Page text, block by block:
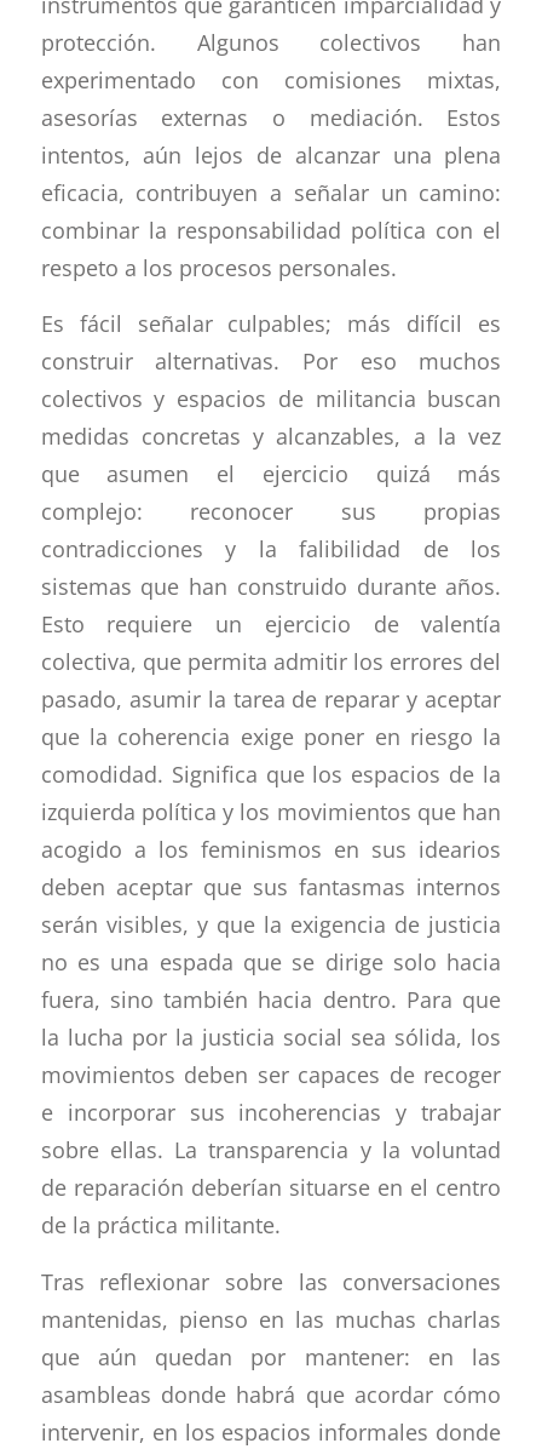
protección. Algunos colectivos han
experimentado con comisiones mixtas,
asesorías externas o mediación. Estos
intentos, aún lejos de alcanzar una plena
eficacia, contribuyen a señalar un camino:
combinar la responsabilidad política con el
respeto a los procesos personales.
Es fácil señalar culpables; más difícil es
construir alternativas. Por eso muchos
colectivos y espacios de militancia buscan
medidas concretas y alcanzables, a la vez
que asumen el ejercicio quizá más
complejo: reconocer sus propias
contradicciones y la falibilidad de los
sistemas que han construido durante años.
Esto requiere un ejercicio de valentía
colectiva, que permita admitir los errores del
pasado, asumir la tarea de reparar y aceptar
que la coherencia exige poner en riesgo la
comodidad. Significa que los espacios de la
izquierda política y los movimientos que han
acogido a los feminismos en sus idearios
deben aceptar que sus fantasmas internos
serán visibles, y que la exigencia de justicia
no es una espada que se dirige solo hacia
fuera, sino también hacia dentro. Para que
la lucha por la justicia social sea sólida, los
movimientos deben ser capaces de recoger
e incorporar sus incoherencias y trabajar
sobre ellas. La transparencia y la voluntad
de reparación deberían situarse en el centro
de la práctica militante.
Tras reflexionar sobre las conversaciones
mantenidas, pienso en las muchas charlas
que aún quedan por mantener: en las
asambleas donde habrá que acordar cómo
intervenir, en los espacios informales donde